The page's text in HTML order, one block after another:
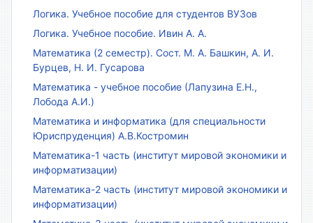
Логика. Учебное пособие для студентов ВУЗов
Логика. Учебное пособие. Ивин А. А.
Математика (2 семестр). Сост. М. А. Башкин, А. И.
Бурцев, Н. И. Гусарова
Математика - учебное пособие (Лапузина Е.Н.,
Лобода А.И.)
Математика и информатика (для специальности
Юриспруденция) А.В.Костромин
Математика-1 часть (институт мировой экономики и
информатизации)
Математика-2 часть (институт мировой экономики и
информатизации)